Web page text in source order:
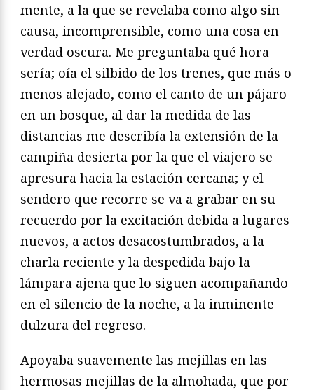
mente, a la que se revelaba como algo sin
causa, incomprensible, como una cosa en
verdad oscura. Me preguntaba qué hora
sería; oía el silbido de los trenes, que más o
menos alejado, como el canto de un pájaro
en un bosque, al dar la medida de las
distancias me describía la extensión de la
campiña desierta por la que el viajero se
apresura hacia la estación cercana; y el
sendero que recorre se va a grabar en su
recuerdo por la excitación debida a lugares
nuevos, a actos desacostumbrados, a la
charla reciente y la despedida bajo la
lámpara ajena que lo siguen acompañando
en el silencio de la noche, a la inminente
dulzura del regreso.
Apoyaba suavemente las mejillas en las
hermosas mejillas de la almohada, que por